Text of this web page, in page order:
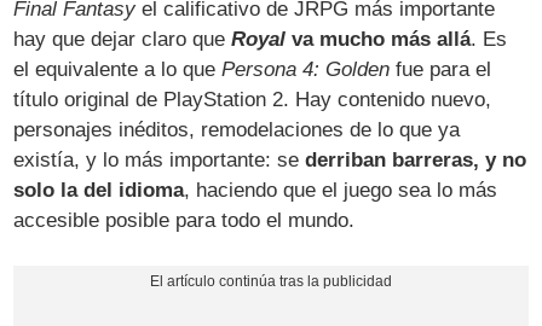
Final Fantasy el calificativo de JRPG más importante
hay que dejar claro queRoyal va mucho más allá. Es
el equivalente a lo quePersona 4: Golden fue para el
título original de PlayStation 2. Hay contenido nuevo,
personajes inéditos, remodelaciones de lo que ya
existía, y lo más importante: sederriban barreras, y no
solo la del idioma, haciendo que el juego sea lo más
accesible posible para todo el mundo.